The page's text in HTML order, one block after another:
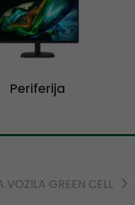
Periferija
VOZILA GREEN CELL